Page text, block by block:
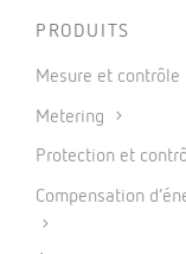
PRODUITS
Mesure et contrôle
Metering
Protection et
Compensation